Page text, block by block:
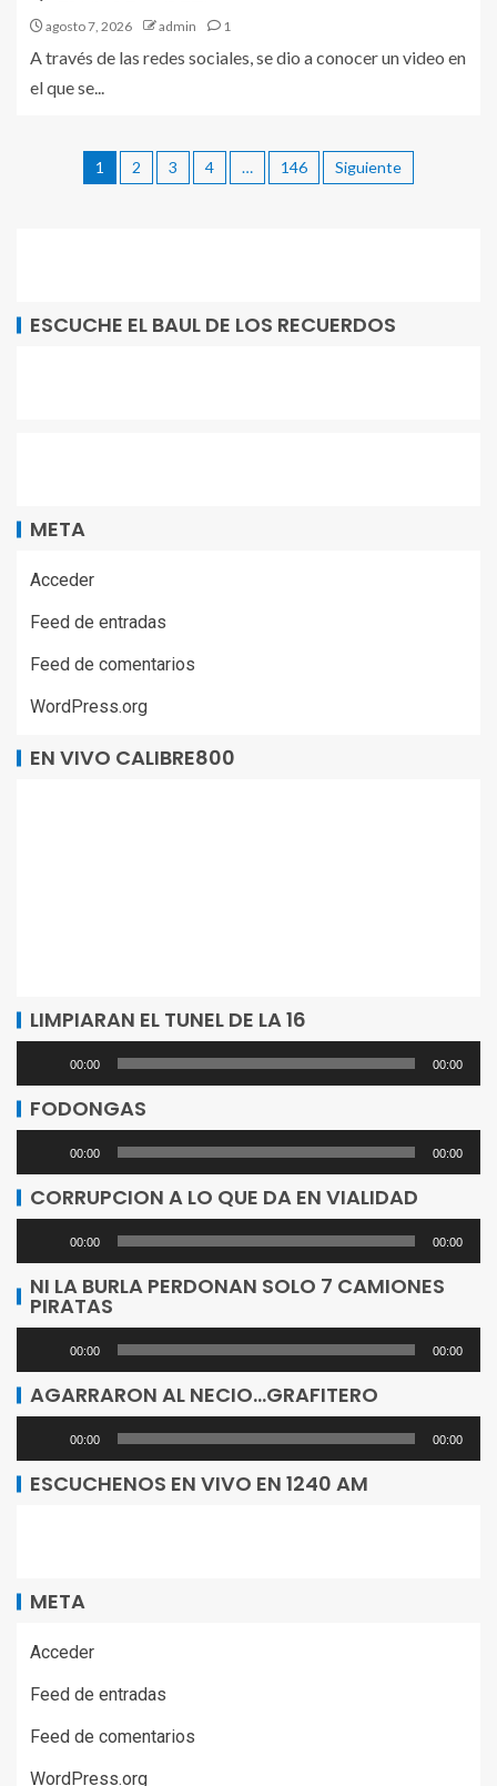
agosto 7, 2026 admin 1
A través de las redes sociales, se dio a conocer un video en
el que se...
1 2 3 4 … 146 Siguiente
ESCUCHE EL BAUL DE LOS RECUERDOS
META
Acceder
Feed de entradas
Feed de comentarios
WordPress.org
EN VIVO CALIBRE800
LIMPIARAN EL TUNEL DE LA 16
Reproductor
de
audio
00:00 00:00
FODONGAS
Reproductor
de
audio
00:00 00:00
CORRUPCION A LO QUE DA EN VIALIDAD
Reproductor
de
audio
00:00 00:00
NI LA BURLA PERDONAN SOLO 7 CAMIONES
PIRATAS
Reproductor
de
audio
00:00 00:00
AGARRARON AL NECIO…GRAFITERO
Reproductor
de
00:00 00:00
ESCUCHENOS EN VIVO EN 1240 AM
META
Acceder
Feed de entradas
Feed de comentarios
WordPress.org